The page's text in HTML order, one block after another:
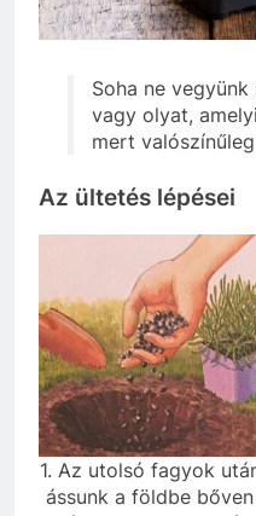
Soha ne
vagy olyat,
mert
Az ültetés lépései
1. Az utolsó fagyok
ássunk a földbe bőven